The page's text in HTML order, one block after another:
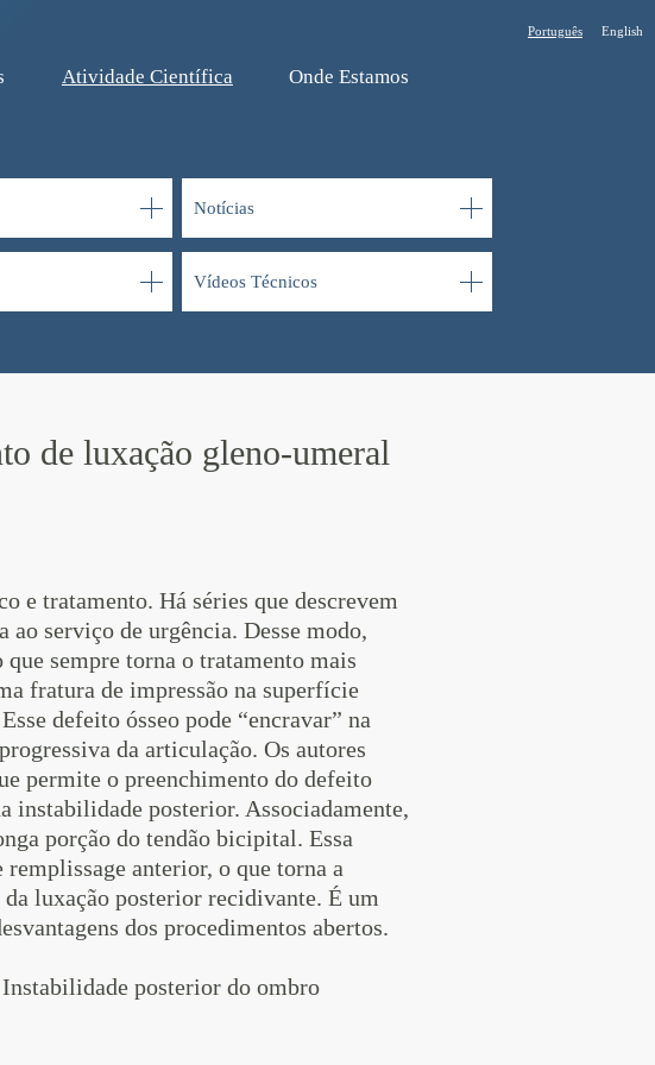
Atividade Cientí­fica Onde Estamos
Português English
Notí­cias
Ví­deos Técnicos
de luxação gleno-umeral
tratamento. Há séries que descrevem
ao serviço de urgência. Desse modo,
que sempre torna o tratamento mais
fratura de impressão na superfície
defeito ósseo pode “encravar” na
da articulação. Os autores
permite o preenchimento do defeito
instabilidade posterior. Associadamente,
porção do tendão bicipital. Essa
anterior, o que torna a
luxação posterior recidivante. É um
dos procedimentos abertos.
posterior do ombro